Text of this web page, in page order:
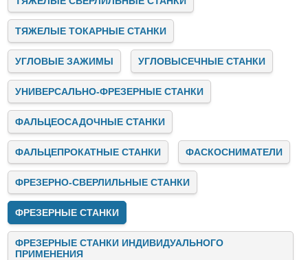
ТЯЖЕЛЫЕ ТОКАРНЫЕ СТАНКИ
УГЛОВЫЕ ЗАЖИМЫ УГЛОВЫСЕЧНЫЕ СТАНКИ
УНИВЕРСАЛЬНО-ФРЕЗЕРНЫЕ СТАНКИ
ФАЛЬЦЕОСАДОЧНЫЕ СТАНКИ
ФАЛЬЦЕПРОКАТНЫЕ СТАНКИ ФАСКОСНИМАТЕЛИ
ФРЕЗЕРНО-СВЕРЛИЛЬНЫЕ СТАНКИ
ФРЕЗЕРНЫЕ СТАНКИ
ФРЕЗЕРНЫЕ СТАНКИ ИНДИВИДУАЛЬНОГО
ПРИМЕНЕНИЯ